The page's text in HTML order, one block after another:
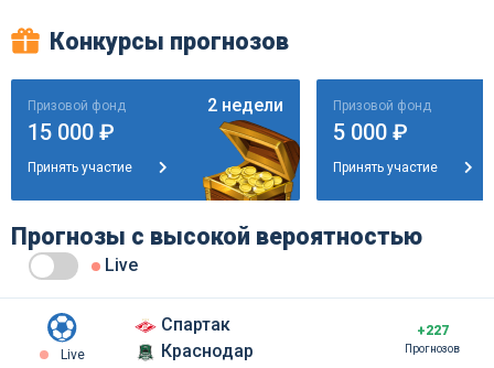
Конкурсы прогнозов
Призовой фонд 2 недели
15 000 ₽
Принять участие
Призовой фонд
5 000 ₽
Принять участие
Прогнозы с высокой вероятностью
Live
Live
Спартак
Краснодар
+227
Прогнозов